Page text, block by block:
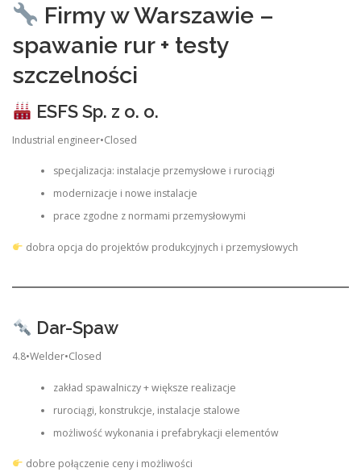
Firmy w Warszawie –
spawanie rur + testy
szczelności
ESFS Sp. z o. o.
Industrial engineer•Closed
specjalizacja: instalacje przemysłowe i rurociągi
modernizacje i nowe instalacje
prace zgodne z normami przemysłowymi
dobra opcja do projektów produkcyjnych i przemysłowych
Dar-Spaw
4.8•Welder•Closed
zakład spawalniczy + większe realizacje
rurociągi, konstrukcje, instalacje stalowe
możliwość wykonania i prefabrykacji elementów
dobre połączenie ceny i możliwości